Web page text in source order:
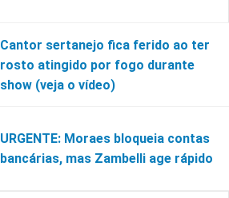
Cantor sertanejo fica ferido ao ter
rosto atingido por fogo durante
show (veja o vídeo)
URGENTE: Moraes bloqueia contas
bancárias, mas Zambelli age rápido